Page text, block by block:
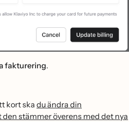
fakturering.
kort ska du ändra din
stämmer överens med det nya